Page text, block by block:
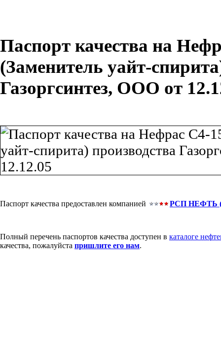
Паспорт качества на
(Заменитель уайт-
Газоргсинтез, ООО от
Паспорт качества предоставлен компанией РСП НЕФТЬ
Полный перечень паспортов качества доступен в каталоге
качества, пожалуйста пришлите его нам.